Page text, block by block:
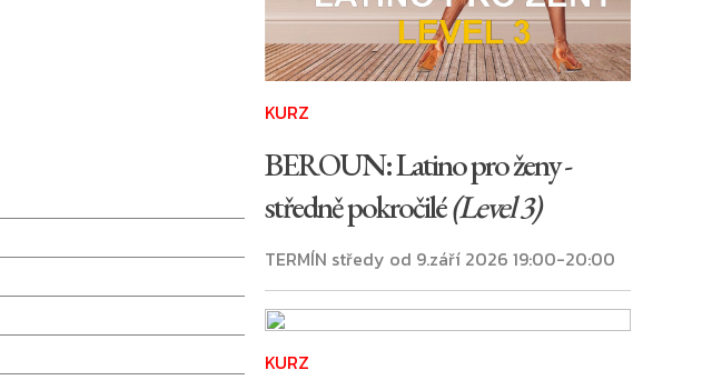
KURZ
BEROUN: Latino pro ženy -
středně pokročilé(Level 3)
TERMÍN středy od 9.září 2026 19:00-20:00
KURZ